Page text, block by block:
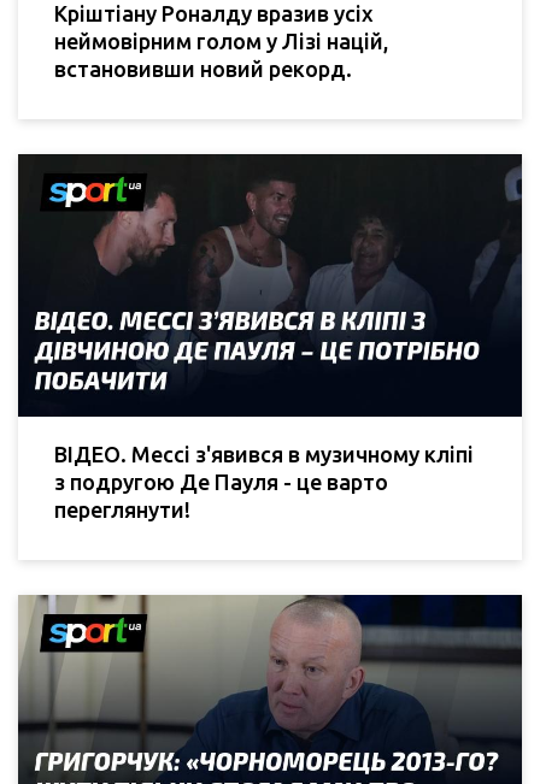
Кріштіану Роналду вразив усіх
неймовірним голом у Лізі націй,
встановивши новий рекорд.
ВІДЕО. Мессі з'явився в музичному кліпі
з подругою Де Пауля - це варто
переглянути!